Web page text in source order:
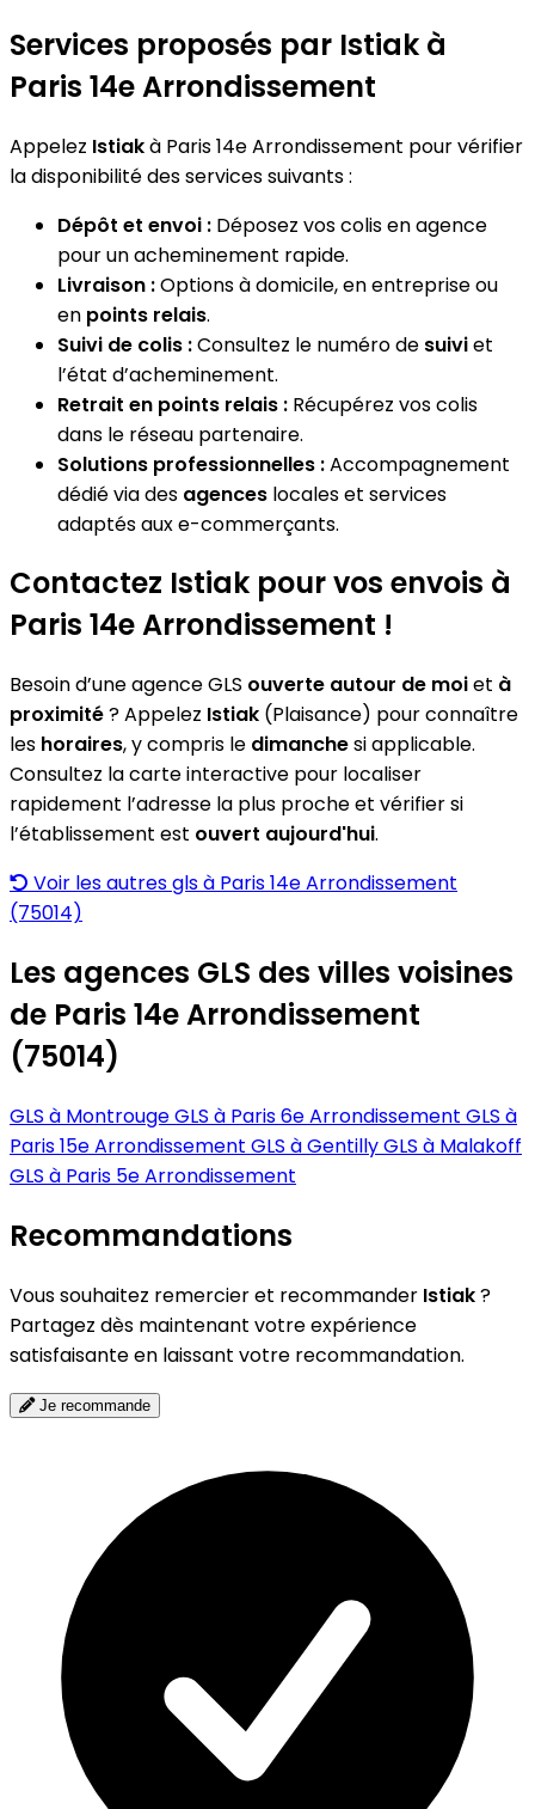
Services proposés par Istiak à
Paris 14e Arrondissement
Appelez Istiakà Paris 14e Arrondissement pour vérifier
la disponibilité des services suivants :
Dépôt et envoi : Déposez vos colis en agence
pour un acheminement rapide.
Livraison :Options à domicile, en entreprise ou
en points relais.
Suivi de colis :Consultez le numéro de suiviet
l’état d’acheminement.
Retrait en points relais : Récupérez vos colis
dans le réseau partenaire.
Solutions professionnelles :Accompagnement
dédié via des agences locales et services
adaptés aux e-commerçants.
Contactez Istiak pour vos envois à
Paris 14e Arrondissement !
Besoin d’une agence GLS ouverte autour de moiet à
proximité? Appelez Istiak (Plaisance) pour connaître
les horaires, y compris le dimanchesi applicable.
Consultez la carte interactive pour localiser
rapidement l’adresse la plus proche et vérifier si
l’établissement est ouvert aujourd'hui.
Voir les autres gls à Paris 14e Arrondissement
(75014)
Les agences GLS des villes voisines
de Paris 14e Arrondissement
(75014)
GLS à MontrougeGLS à Paris 6e Arrondissement GLS à
Paris 15e Arrondissement GLS à GentillyGLS à Malakoff
GLS à Paris 5e Arrondissement
Recommandations
Vous souhaitez remercier et recommander Istiak?
Partagez dès maintenant votre expérience
satisfaisante en laissant votre recommandation.
Je recommande